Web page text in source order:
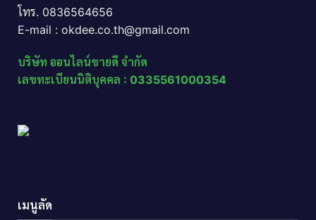
โทร. 0836564656
E-mail : okdee.co.th@gmail.com
บริษัท ออนไลน์ขายดี จำกัด
เลขทะเบียนนิติบุคคล : 0335561000354
เมนูลัด